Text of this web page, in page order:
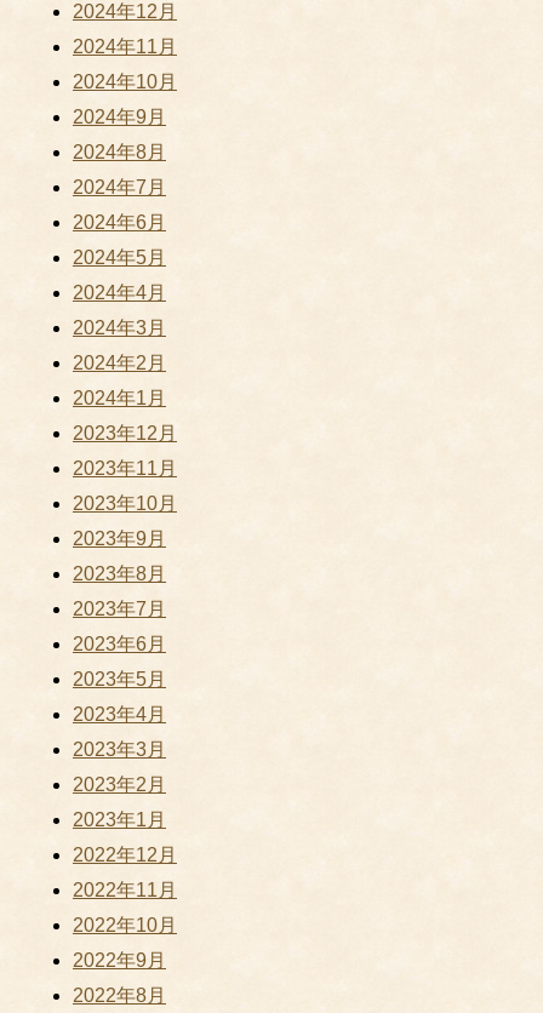
2024年12月
2024年11月
2024年10月
2024年9月
2024年8月
2024年7月
2024年6月
2024年5月
2024年4月
2024年3月
2024年2月
2024年1月
2023年12月
2023年11月
2023年10月
2023年9月
2023年8月
2023年7月
2023年6月
2023年5月
2023年4月
2023年3月
2023年2月
2023年1月
2022年12月
2022年11月
2022年10月
2022年9月
2022年8月